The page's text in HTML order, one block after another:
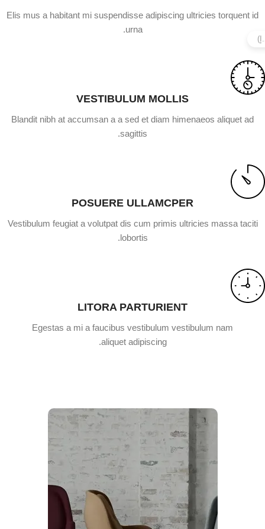
Elis mus a habitant mi suspendisse adipiscing ultricies torquent id
urna.
VESTIBULUM MOLLIS
Blandit nibh at accumsan a a sed et diam himenaeos aliquet ad
sagittis.
POSUERE ULLAMCPER
Vestibulum feugiat a volutpat dis cum primis ultricies massa taciti
lobortis.
LITORA PARTURIENT
Egestas a mi a faucibus vestibulum vestibulum nam
aliquet adipiscing.